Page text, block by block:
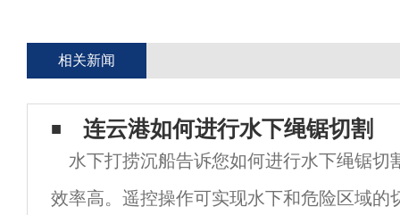
相关新闻
连云港如何进行水下绳锯切割
水下打捞沉船告诉您如何进行水下绳锯切
效率高。遥控操作可实现水下和危险区域的